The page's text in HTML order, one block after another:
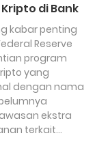
di Bank
kabar penting
Reserve
program
yang
dengan nama
ekstra
terkait…